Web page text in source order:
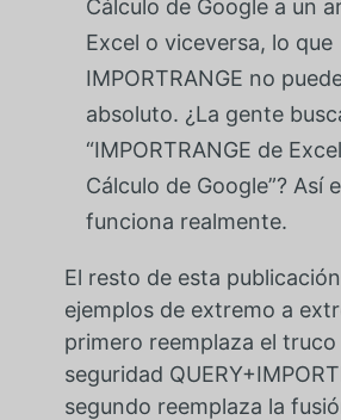
Cálculo de Google a un
Excel o viceversa, lo que
IMPORTRANGE no
absoluto. ¿La gente
“IMPORTRANGE de
Cálculo de Google”? Así
funciona realmente.
El resto de esta
ejemplos de extremo a
primero reemplaza el truco
seguridad
segundo reemplaza la